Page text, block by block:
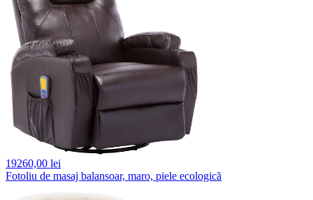
19260,00 lei
Fotoliu de masaj balansoar, maro, piele ecologică